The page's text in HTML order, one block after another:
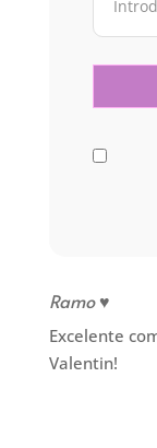
Ramo ♥
Excelente
Valentin!